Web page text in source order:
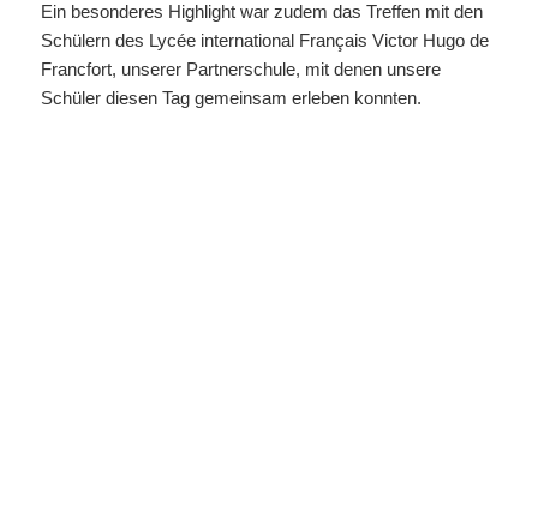
Ein besonderes Highlight war zudem das Treffen mit den
Schülern des Lycée international Français Victor Hugo de
Francfort, unserer Partnerschule, mit denen unsere
Schüler diesen Tag gemeinsam erleben konnten.